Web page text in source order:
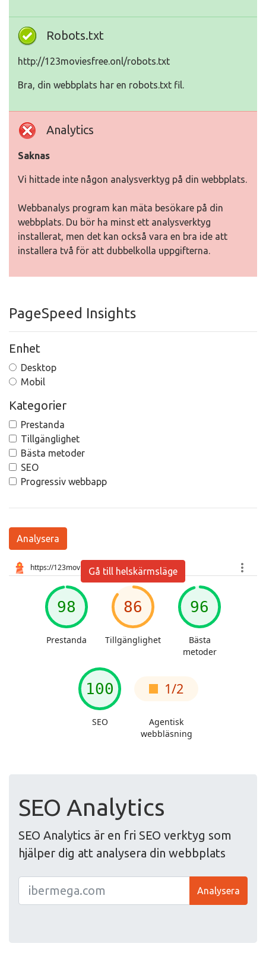
Robots.txt
http://123moviesfree.onl/robots.txt
Bra, din webbplats har en robots.txt fil.
Analytics
Saknas
Vi hittade inte någon analysverktyg på din webbplats.
Webbanalys program kan mäta besökare på din
webbplats. Du bör ha minst ett analysverktyg
installerat, men det kan också vara en bra ide att
installera två för att dubbelkolla uppgifterna.
PageSpeed Insights
Enhet
Desktop
Mobil
Kategorier
Prestanda
Tillgänglighet
Bästa metoder
SEO
Progressiv webbapp
Analysera
Gå till helskärmsläge
SEO Analytics
SEO Analytics är en fri SEO verktyg som
hjälper dig att analysera din webbplats
Analysera